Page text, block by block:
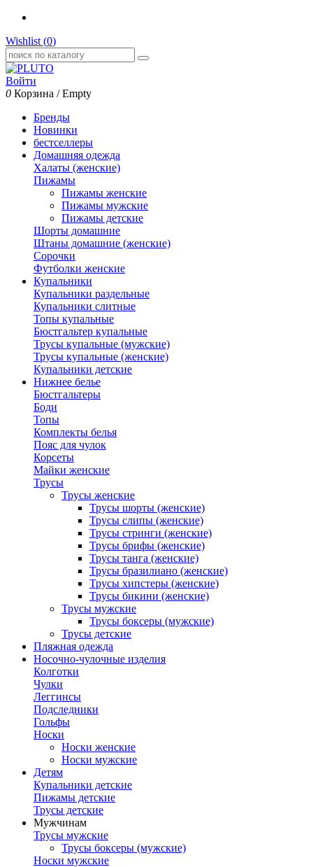
Wishlist (0)
Войти
0 Корзина /Empty
Бренды
Новинки
бестселлеры
Домашняя одежда
Халаты (женские)
Пижамы
Пижамы женские
Пижамы мужские
Пижамы детские
Шорты домашние
Штаны домашние (женские)
Сорочки
Футболки женские
Купальники
Купальники раздельные
Купальники слитные
Топы купальные
Бюстгальтер купальные
Трусы купальные (мужские)
Трусы купальные (женские)
Купальники детские
Нижнее белье
Бюстгальтеры
Боди
Топы
Комплекты белья
Пояс для чулок
Корсеты
Майки женские
Трусы
Трусы женские
Трусы шорты (женские)
Трусы слипы (женские)
Трусы стринги (женские)
Трусы брифы (женские)
Трусы танга (женские)
Трусы бразилиано (женские)
Трусы хипстеры (женские)
Трусы бикини (женские)
Трусы мужские
Трусы боксеры (мужские)
Трусы детские
Пляжная одежда
Носочно-чулочные изделия
Колготки
Чулки
Леггинсы
Подследники
Гольфы
Носки
Носки женские
Носки мужские
Детям
Купальники детские
Пижамы детские
Трусы детские
Мужчинам
Трусы мужские
Трусы боксеры (мужские)
Носки мужские